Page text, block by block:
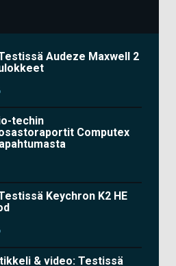
Audeze Maxwell 2
techin
Computex
Keychron K2 HE
& video: Testissä